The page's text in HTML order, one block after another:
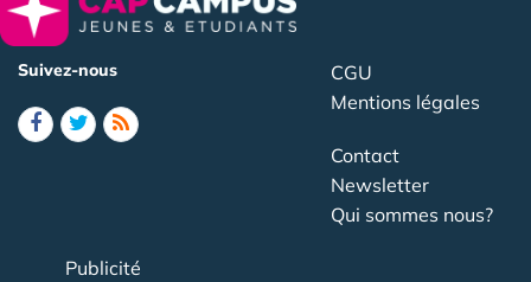
Suivez-nous
CGU
Mentions légales
Contact
Newsletter
Qui sommes nous?
Publicité